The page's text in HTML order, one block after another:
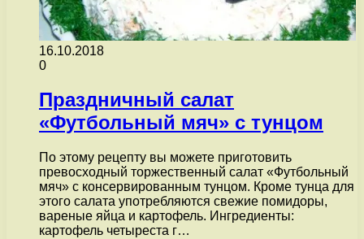
16.10.2018
0
Праздничный салат
«Футбольный мяч» с тунцом
По этому рецепту вы можете приготовить
превосходный торжественный салат «Футбольный
мяч» с консервированным тунцом. Кроме тунца для
этого салата употребляются свежие помидоры,
вареные яйца и картофель. Ингредиенты:
картофель четыреста г…